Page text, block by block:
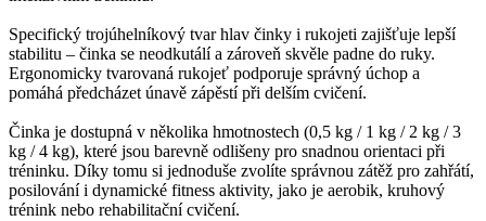
Specifický trojúhelníkový tvar hlav činky i rukojeti zajišťuje lepší
stabilitu – činka se neodkutálí a zároveň skvěle padne do ruky.
Ergonomicky tvarovaná rukojeť podporuje správný úchop a
pomáhá předcházet únavě zápěstí při delším cvičení.
Činka je dostupná v několika hmotnostech (0,5 kg / 1 kg / 2 kg / 3
kg / 4 kg), které jsou barevně odlišeny pro snadnou orientaci při
tréninku. Díky tomu si jednoduše zvolíte správnou zátěž pro zahřátí,
posilování i dynamické fitness aktivity, jako je aerobik, kruhový
trénink nebo rehabilitační cvičení.